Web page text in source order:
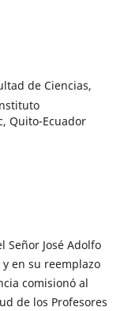
de Ciencias,
Quito-Ecuador
Señor José Adolfo
en su reemplazo
comisionó al
de los Profesores